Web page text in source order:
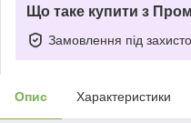
Що таке купити з
Замовлення під
Опис Характеристики